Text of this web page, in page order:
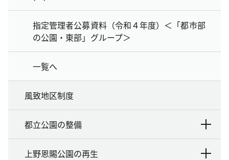
指定管理者公募資料（令和４年度）＜「都市部
の公園・東部」グループ＞
一覧へ
風致地区制度
都立公園の整備
上野恩賜公園の再生